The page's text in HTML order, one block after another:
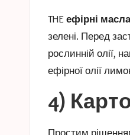
THE ефірні масла
зелені. Перед
рослинній олії,
ефірної олії
4)